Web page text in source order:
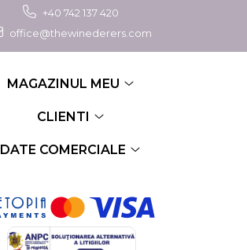
+40 742 137 420
office@thewinederers.com
MAGAZINUL MEU
CLIENTI
DATE COMERCIALE